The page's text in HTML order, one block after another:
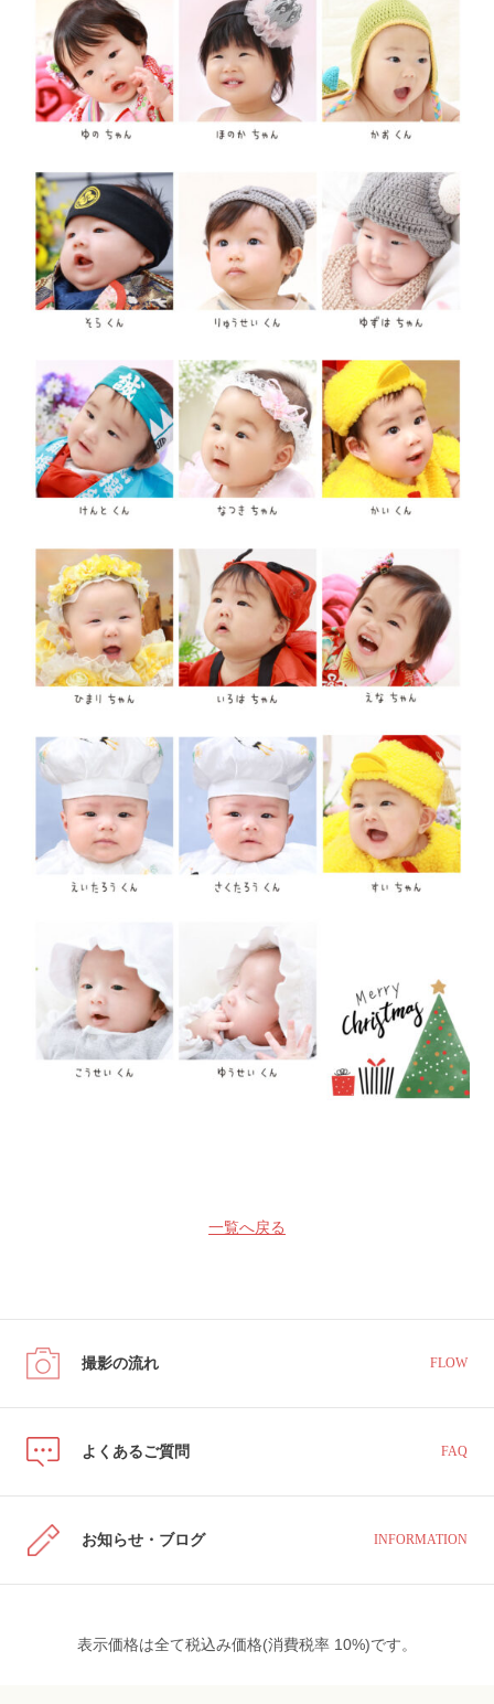
一覧へ戻る
撮影の流れ FLOW
よくあるご質問 FAQ
お知らせ・ブログ INFORMATION
表示価格は全て税込み価格(消費税率 10%)です。